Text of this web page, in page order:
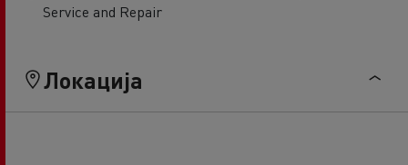
Service and Repair
Локација